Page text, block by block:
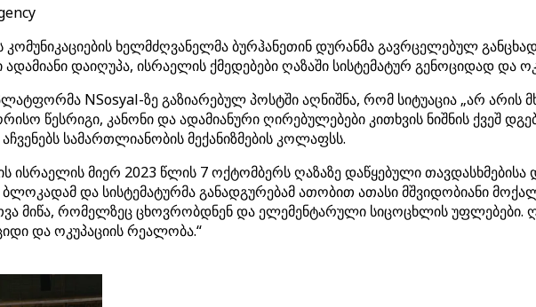
ხელმძღვანელმა ბურჰანეთინ დურანმა გავრცელებულ
დაიღუპა, ისრაელის ქმედებები ღაზაში სისტემატურ გენოციდად და
NSosyal-ზე გაზიარებულ პოსტში აღნიშნა, რომ სიტუაცია „არ
წესრიგი, კანონი და ადამიანური ღირებულებები კითხვის ნიშნის ქვეშ
სამართლიანობის მექანიზმების კოლაფსს.
ისრაელის მიერ 2023 წლის 7 ოქტომბერს ღაზაზე დაწყებული
და სისტემატურმა განადგურებამ ათობით ათასი მშვიდობიანი
მიწა, რომელზეც ცხოვრობდნენ და ელემენტარული სიცოცხლის უფლებები.
და ოკუპაციის რეალობა.“